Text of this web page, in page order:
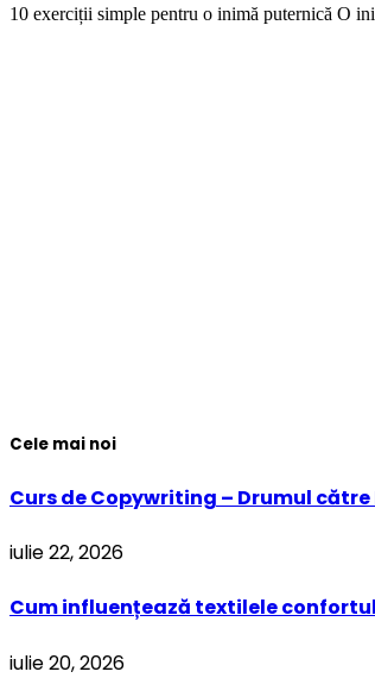
10 exerciții simple pentru o inimă puternică O
Cele mai noi
Curs de Copywriting – Drumul
iulie 22, 2026
Cum influențează textilele
iulie 20, 2026